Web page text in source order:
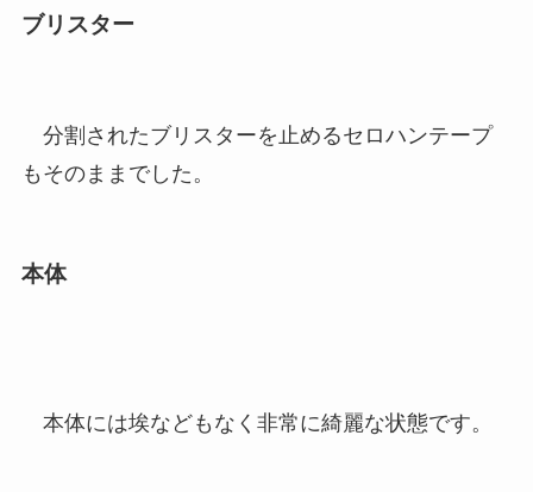
ブリスター
分割されたブリスターを止めるセロハンテープ
もそのままでした。
本体
本体には埃などもなく非常に綺麗な状態です。